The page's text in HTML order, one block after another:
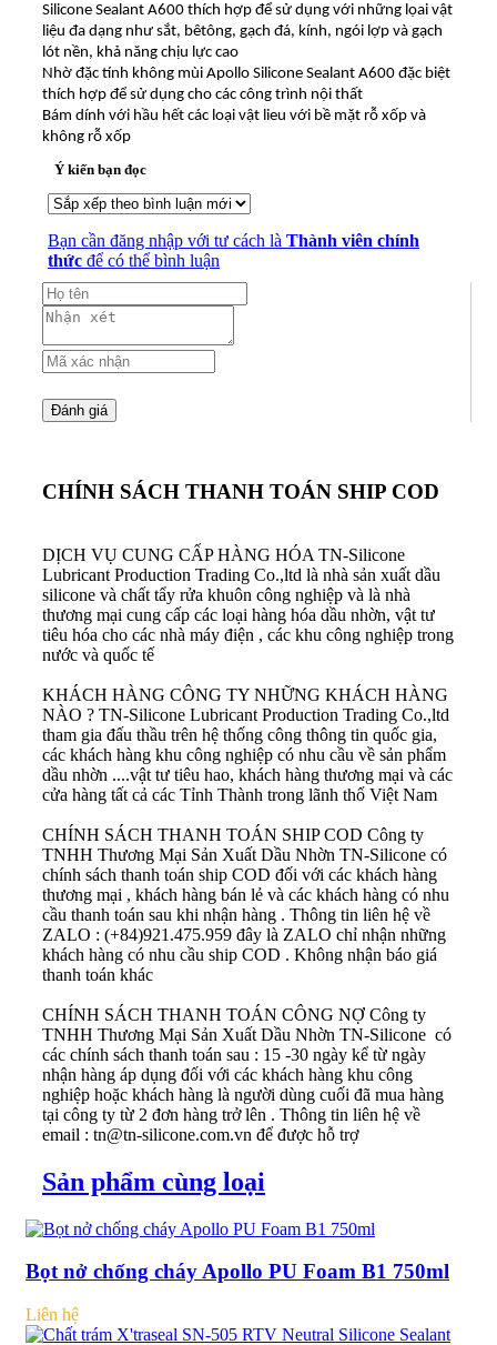
Silicone Sealant A600 thích hợp để sử dụng với những lọai vật
liệu đa dạng như sắt, bêtông, gạch đá, kính, ngói lợp và gạch
lót nền, khả năng chịu lực cao
Nhờ đặc tính không mùi Apollo Silicone Sealant A600 đặc biệt
thích hợp để sử dụng cho các công trình nội thất
Bám dính với hầu hết các loại vật lieu với bề mặt rỗ xốp và
không rỗ xốp
Ý kiến bạn đọc
Bạn cần đăng nhập với tư cách là Thành viên chính
thức để có thể bình luận
CHÍNH SÁCH THANH TOÁN SHIP COD
DỊCH VỤ CUNG CẤP HÀNG HÓA TN-Silicone
Lubricant Production Trading Co.,ltd là nhà sản xuất dầu
silicone và chất tẩy rửa khuôn công nghiệp và là nhà
thương mại cung cấp các loại hàng hóa dầu nhờn, vật tư
tiêu hóa cho các nhà máy điện , các khu công nghiệp trong
nước và quốc tế
KHÁCH HÀNG CÔNG TY NHỮNG KHÁCH HÀNG
NÀO ? TN-Silicone Lubricant Production Trading Co.,ltd
tham gia đấu thầu trên hệ thống công thông tin quốc gia,
các khách hàng khu công nghiệp có nhu cầu về sản phẩm
dầu nhờn ....vật tư tiêu hao, khách hàng thương mại và các
cửa hàng tất cả các Tỉnh Thành trong lãnh thổ Việt Nam
CHÍNH SÁCH THANH TOÁN SHIP COD Công ty
TNHH Thương Mại Sản Xuất Dầu Nhờn TN-Silicone có
chính sách thanh toán ship COD đối với các khách hàng
thương mại , khách hàng bán lẻ và các khách hàng có nhu
cầu thanh toán sau khi nhận hàng . Thông tin liên hệ về
ZALO : (+84)921.475.959 đây là ZALO chỉ nhận những
khách hàng có nhu cầu ship COD . Không nhận báo giá
thanh toán khác
CHÍNH SÁCH THANH TOÁN CÔNG NỢ Công ty
TNHH Thương Mại Sản Xuất Dầu Nhờn TN-Silicone có
các chính sách thanh toán sau : 15 -30 ngày kể từ ngày
nhận hàng áp dụng đối với các khách hàng khu công
nghiệp hoặc khách hàng là người dùng cuối đã mua hàng
tại công ty từ 2 đơn hàng trở lên . Thông tin liên hệ về
email : tn@tn-silicone.com.vn để được hỗ trợ
Sản phẩm cùng loại
Bọt nở chống cháy Apollo PU Foam B1 750ml
Liên hệ